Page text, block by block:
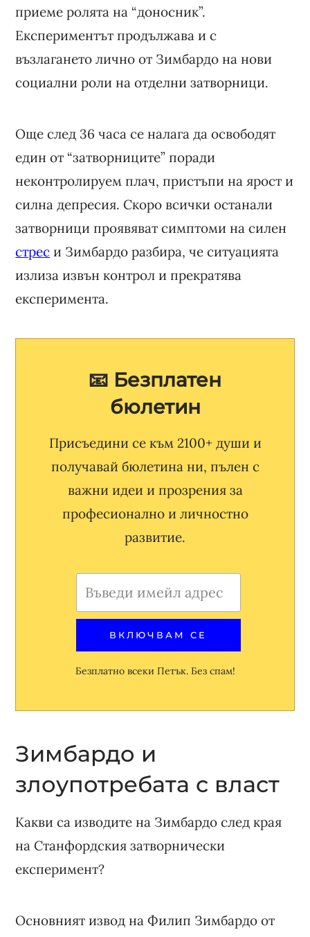
приеме ролята на “доносник”.
Експериментът продължава и с
възлагането лично от Зимбардо на нови
социални роли на отделни затворници.
Още след 36 часа се налага да освободят
един от “затворниците” поради
неконтролируем плач, пристъпи на ярост и
силна депресия. Скоро всички останали
затворници проявяват симптоми на силен
стрес и Зимбардо разбира, че ситуацията
излиза извън контрол и прекратява
експеримента.
📧 Безплатен
бюлетин
Присъедини се към 2100+ души и
получавай бюлетина ни, пълен с
важни идеи и прозрения за
професионално и личностно
развитие.
Безплатно всеки Петък. Без спам!
Зимбардо и
злоупотребата с власт
Какви са изводите на Зимбардо след края
на Станфордския затворнически
експеримент?
Основният извод на Филип Зимбардо от